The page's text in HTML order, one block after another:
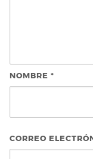
NOMBRE *
CORREO